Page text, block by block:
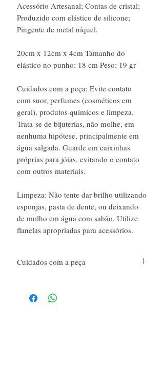
Acessório Artesanal; Contas de cristal;
Produzido com elástico de silicone;
Pingente de metal níquel.
20cm x 12cm x 4cm Tamanho do
elástico no punho: 18 cm Peso: 19 gr
Cuidados com a peça: Evite contato
com suor, perfumes (cosméticos em
geral), produtos químicos e limpeza.
Trata-se de bijuterias, não molhe, em
nenhuma hipótese, principalmente em
água salgada. Guarde em caixinhas
próprias para jóias, evitando o contato
com outros materiais.
Limpeza: Não tente dar brilho utilizando
esponjas, pasta de dente, ou deixando
de molho em água com sabão. Utilize
flanelas apropriadas para acessórios.
Cuidados com a peça
químicos e limpeza. Trata-se de bijuterias, não